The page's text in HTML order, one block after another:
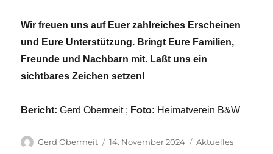
Wir freuen uns auf Euer zahlreiches Erscheinen
und Eure Unterstützung. Bringt Eure Familien,
Freunde und Nachbarn mit. Laßt uns ein
sichtbares Zeichen setzen!
Bericht: Gerd Obermeit ; Foto: Heimatverein B&W
Autor
Gerd Obermeit
Veröffentlicht
14. November 2024 Kategorien
Aktuelles